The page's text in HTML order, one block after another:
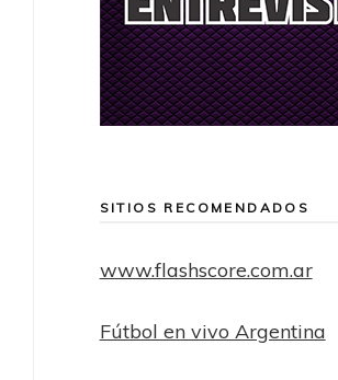
SITIOS RECOMENDADOS
www.flashscore.com.ar
Fútbol en vivo Argentina